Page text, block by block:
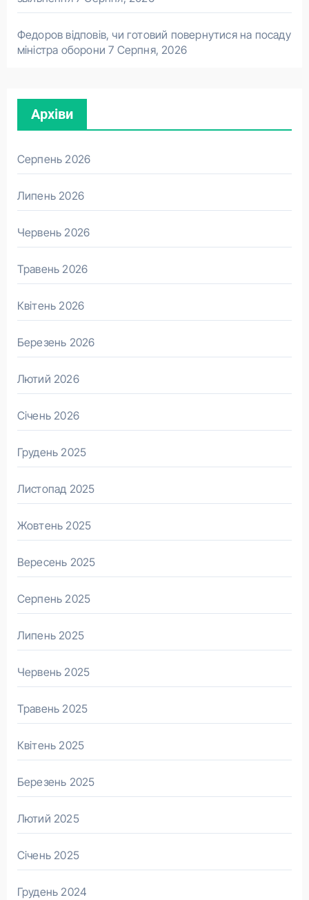
Федоров відповів, чи готовий повернутися на посаду
міністра оборони 7 Серпня, 2026
Архіви
Серпень 2026
Липень 2026
Червень 2026
Травень 2026
Квітень 2026
Березень 2026
Лютий 2026
Січень 2026
Грудень 2025
Листопад 2025
Жовтень 2025
Вересень 2025
Серпень 2025
Липень 2025
Червень 2025
Травень 2025
Квітень 2025
Березень 2025
Лютий 2025
Січень 2025
Грудень 2024